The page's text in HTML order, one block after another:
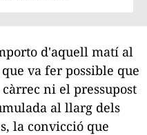
d'aquell matí al
va fer possible que
ni el pressupost
al llarg dels
la convicció que